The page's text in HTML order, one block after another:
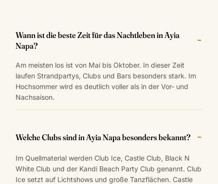
Wann ist die beste Zeit für das Nachtleben in Ayia
Napa?
Am meisten los ist von Mai bis Oktober. In dieser Zeit
laufen Strandpartys, Clubs und Bars besonders stark. Im
Hochsommer wird es deutlich voller als in der Vor- und
Nachsaison.
Welche Clubs sind in Ayia Napa besonders bekannt?
Im Quellmaterial werden Club Ice, Castle Club, Black N
White Club und der Kandi Beach Party Club genannt. Club
Ice setzt auf Lichtshows und große Tanzflächen. Castle